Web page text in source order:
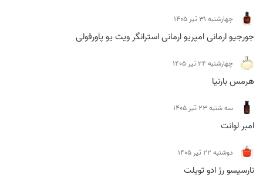
چهارشنبه 31 تیر 1405
جورجیو ارمانی امپریو ارمانی استرانگر ویت یو پاورفولی
چهارشنبه 24 تیر 1405
هرمس بارنیا
سه شنبه 23 تیر 1405
امبر لوانت
دوشنبه 22 تیر 1405
نارسیسو رژ ادو تویلت